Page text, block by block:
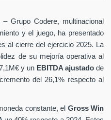
– Grupo Codere, multinacional
y el juego, ha presentado
al cierre del ejercicio 2025. La
de su mejoría operativa al
y un EBITDA ajustadode
del 26,1% respecto al
constante, el Gross Win